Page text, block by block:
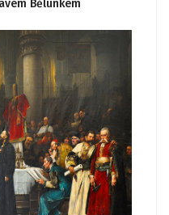
Bělunkem